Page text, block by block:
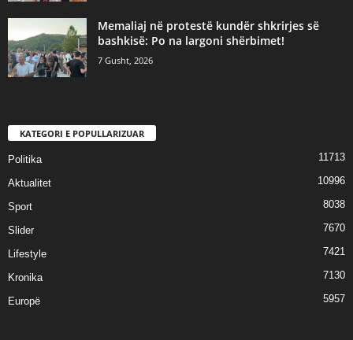
Memaliaj në protestë kundër shkrirjes së
bashkisë: Po na largoni shërbimet!
7 Gusht, 2026
KATEGORI E POPULLARIZUAR
Politika 11713
Aktualitet 10996
Sport 8038
Slider 7670
Lifestyle 7421
Kronika 7130
Europë 5957